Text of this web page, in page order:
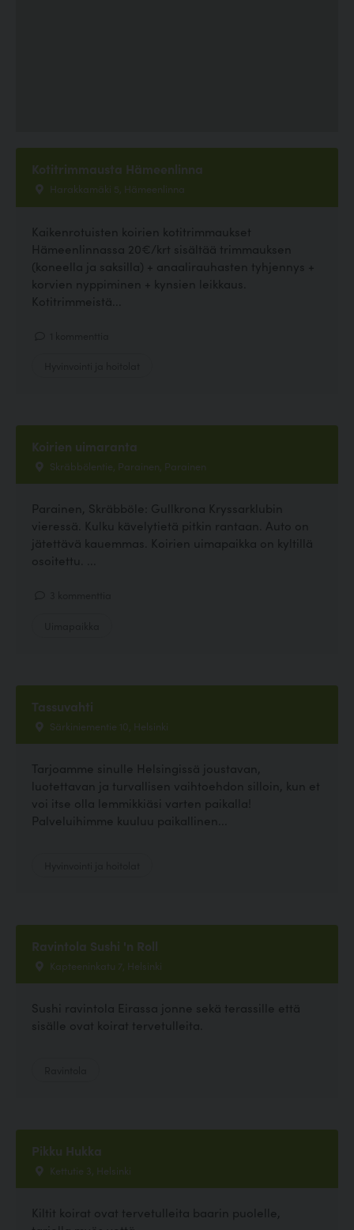
Kotitrimmausta Hämeenlinna
Harakkamäki 5, Hämeenlinna
Kaikenrotuisten koirien kotitrimmaukset
Hämeenlinnassa 20€/krt sisältää trimmauksen
(koneella ja saksilla) + anaalirauhasten tyhjennys +
korvien nyppiminen + kynsien leikkaus.
Kotitrimmeistä...
Koirien uimaranta
Skräbbölentie, Parainen, Parainen
Parainen, Skräbböle: Gullkrona Kryssarklubin
vieressä. Kulku kävelytietä pitkin rantaan. Auto on
jätettävä kauemmas. Koirien uimapaikka on kyltillä
osoitettu. ...
Tassuvahti
Särkiniementie 10, Helsinki
Tarjoamme sinulle Helsingissä joustavan,
luotettavan ja turvallisen vaihtoehdon silloin, kun et
voi itse olla lemmikkiäsi varten paikalla!
Palveluihimme kuuluu paikallinen...
Ravintola Sushi 'n Roll
Kapteeninkatu 7, Helsinki
Sushi ravintola Eirassa jonne sekä terassille että
sisälle ovat koirat tervetulleita.
Pikku Hukka
Kettutie 3, Helsinki
Kiltit koirat ovat tervetulleita baarin puolelle,